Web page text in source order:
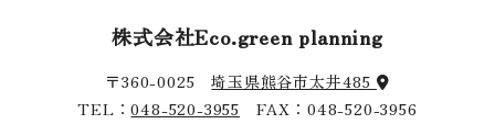
株式会社Eco.green planning
〒360-0025埼玉県熊谷市太井485
TEL：048-520-3955 FAX：048-520-3956